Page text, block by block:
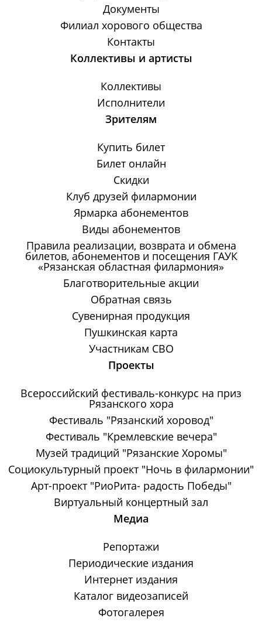
Документы
Филиал хорового общества
Контакты
Коллективы и артисты
Коллективы
Исполнители
Зрителям
Купить билет
Билет онлайн
Скидки
Клуб друзей филармонии
Ярмарка абонементов
Виды абонементов
Правила реализации, возврата и обмена
билетов, абонементов и посещения ГАУК
«Рязанская областная филармония»
Благотворительные акции
Обратная связь
Сувенирная продукция
Пушкинская карта
Участникам СВО
Проекты
Всероссийский фестиваль-конкурс на приз
Рязанского хора
Фестиваль "Рязанский хоровод"
Фестиваль "Кремлевские вечера"
Музей традиций "Рязанские Хоромы"
Социокультурный проект "Ночь в филармонии"
Арт-проект "РиоРита- радость Победы"
Виртуальный концертный зал
Медиа
Репортажи
Периодические издания
Интернет издания
Каталог видеозаписей
Фотогалерея